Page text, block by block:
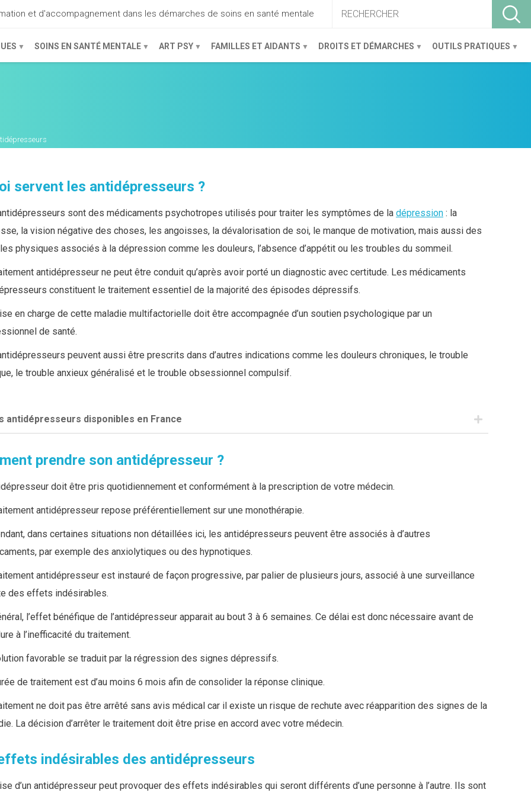
et d'accompagnement dans les démarches de soins en santé mentale
ACCUEIL
SOINS EN SANTÉ MENTALE ART PSY FAMILLES ET AIDANTS DROITS ET DÉMARCHES OUTILS PRATIQUES
servent les antidépresseurs ?
sont des médicaments psychotropes utilisés pour traiter les symptômes de la dépression : la
la vision négative des choses, les angoisses, la dévalorisation de soi, le manque de motivation, mais aussi des
physiques associés à la dépression comme les douleurs, l’absence d’appétit ou les troubles du sommeil.
antidépresseur ne peut être conduit qu’après avoir porté un diagnostic avec certitude. Les médicaments
constituent le traitement essentiel de la majorité des épisodes dépressifs.
en charge de cette maladie multifactorielle doit être accompagnée d’un soutien psychologique par un
de santé.
peuvent aussi être prescrits dans d’autres indications comme les douleurs chroniques, le trouble
le trouble anxieux généralisé et le trouble obsessionnel compulsif.
antidépresseurs disponibles en France
Familles d’antidépresseurs
Antidépresseurs ciblant la sérotonine
Escitalopram (SEROPLEX®)
Fluvoxamine (FLOXYFRAL®)
Antidépresseurs ciblant la noradrénaline et la sérotonine
Duloxétine (CYMBALTA ®)
Milnacipran (IXEL®)
Amitriptyline (LAROXYL® et ELAVIL®)
prendre son antidépresseur ?
doit être pris quotidiennement et conformément à la prescription de votre médecin.
antidépresseur repose préférentiellement sur une monothérapie.
dans certaines situations non détaillées ici, les antidépresseurs peuvent être associés à d’autres
par exemple des anxiolytiques ou des hypnotiques.
antidépresseur est instauré de façon progressive, par palier de plusieurs jours, associé à une surveillance
des effets indésirables.
l’effet bénéfique de l’antidépresseur apparait au bout 3 à 6 semaines. Ce délai est donc nécessaire avant de
à l’inefficacité du traitement.
favorable se traduit par la régression des signes dépressifs.
de traitement est d’au moins 6 mois afin de consolider la réponse clinique.
ne doit pas être arrêté sans avis médical car il existe un risque de rechute avec réapparition des signes de la
La décision d’arrêter le traitement doit être prise en accord avec votre médecin.
indésirables des antidépresseurs
d’un antidépresseur peut provoquer des effets indésirables qui seront différents d’une personne à l’autre. Ils sont